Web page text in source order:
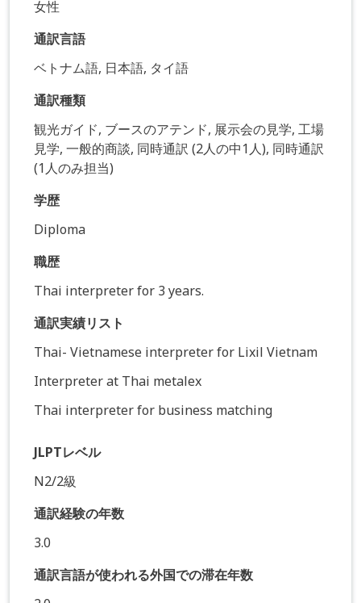
女性
通訳言語
ベトナム語, 日本語, タイ語
通訳種類
観光ガイド, ブースのアテンド, 展示会の見学, 工場
見学, 一般的商談, 同時通訳 (2人の中1人), 同時通訳
(1人のみ担当)
学歴
Diploma
職歴
Thai interpreter for 3 years.
通訳実績リスト
Thai- Vietnamese interpreter for Lixil Vietnam
Interpreter at Thai metalex
Thai interpreter for business matching
JLPTレベル
N2/2級
通訳経験の年数
3.0
通訳言語が使われる外国での滞在年数